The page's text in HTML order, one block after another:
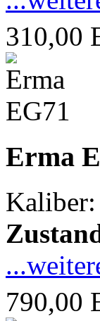
310,00
Erma
790,00